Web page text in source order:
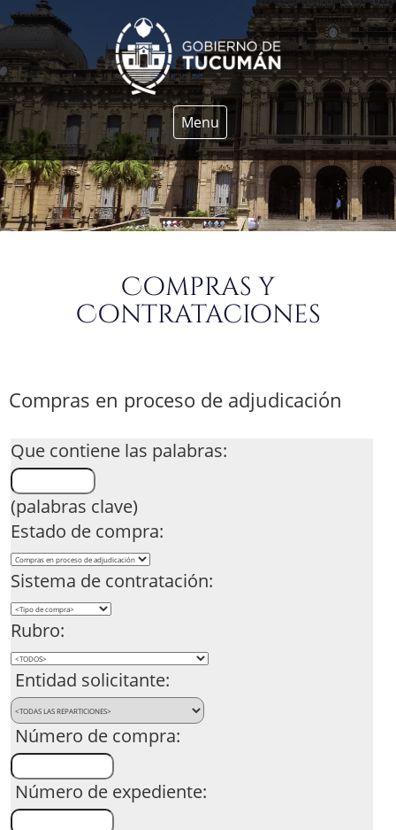
Menu
Compras y
Contrataciones
Compras en proceso de adjudicación
Que contiene las palabras:
(palabras clave)
Estado de compra:
Sistema de contratación:
Rubro:
Entidad solicitante:
Número de compra:
Número de expediente: